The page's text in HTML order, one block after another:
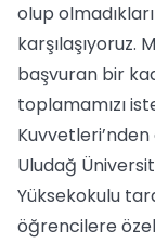
olup
karşılaşıyoruz.
başvuran bir
toplamamızı
Uludağ
Yüksekokulu
öğrencilere